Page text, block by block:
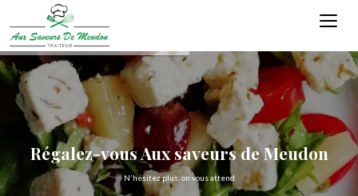
Régalez-vous Aux saveurs de Meudon
N'hésitez plus, on vous attend